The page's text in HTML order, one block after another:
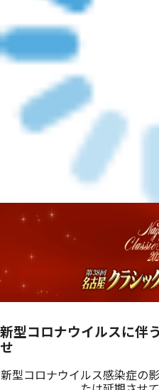
新型コロナウイルスに伴
せ
新型コロナウイルス感染症の